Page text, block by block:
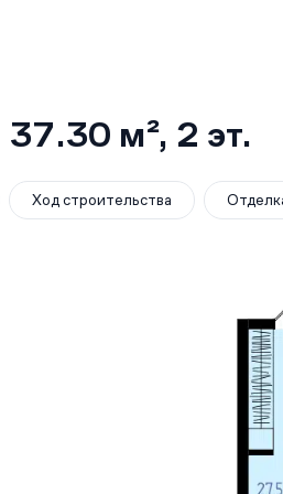
37.30 м², 2 эт.
Ход строительства